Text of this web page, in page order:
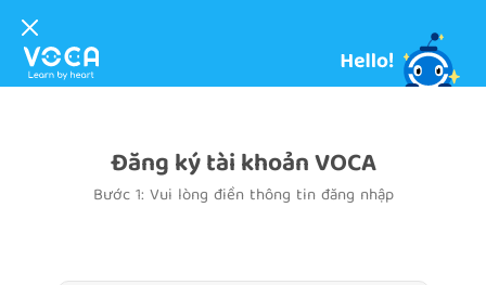
Đăng ký tài khoản VOCA
Bước 1: Vui lòng điền thông tin đăng nhập